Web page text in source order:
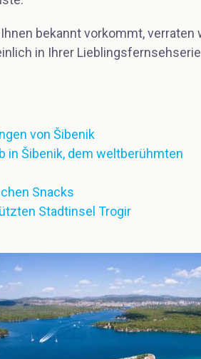
bekannt vorkommt, verraten
in Ihrer Lieblingsfernsehserie
von Šibenik
in Šibenik, dem weltberühmten
Snacks
Stadtinsel Trogir